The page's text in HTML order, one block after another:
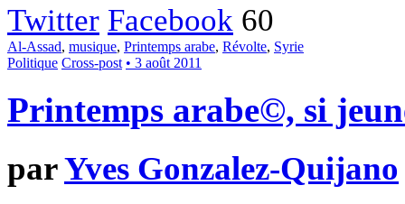
Twitter Facebook 60
Al-Assad, musique, Printemps arabe, Révolte, Syrie
Politique Cross-post • 3 août 2011
Printemps arabe©, si
parYves Gonzalez-Quijano